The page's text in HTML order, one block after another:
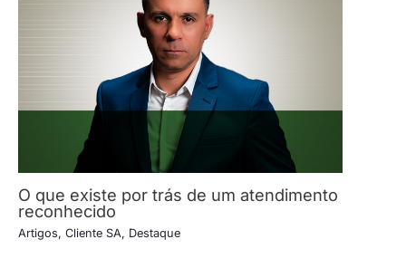
O que existe por trás de um atendimento
reconhecido
Artigos, Cliente SA, Destaque